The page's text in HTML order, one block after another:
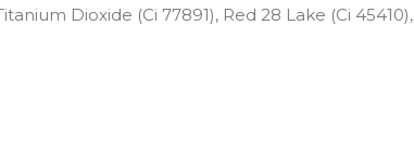
Dioxide (Ci 77891), Red 28 Lake (Ci 45410),